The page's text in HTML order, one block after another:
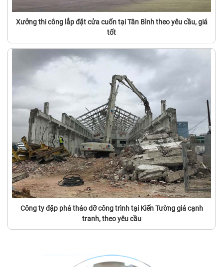
Xưởng thi công lắp đặt cửa cuốn tại Tân Bình theo yêu cầu, giá
tốt
Công ty đập phá tháo dỡ công trình tại Kiến Tường giá cạnh
tranh, theo yêu cầu